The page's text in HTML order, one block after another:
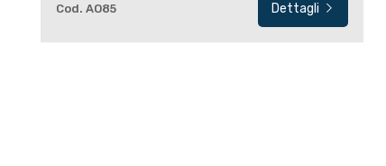
Cod. AO85 Dettagli